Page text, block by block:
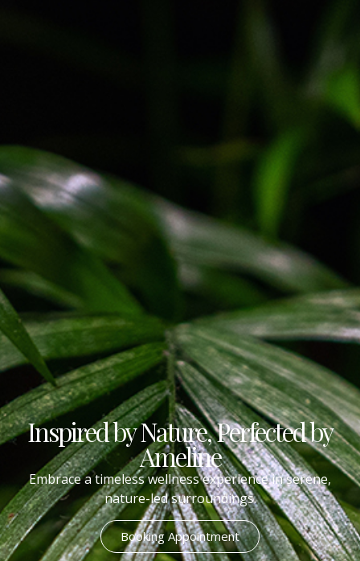
Inspired by Nature, Perfected by
Ameline
Embrace a timeless wellness experience in serene,
nature-led surroundings.
Booking Appointment